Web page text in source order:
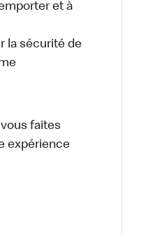
et à
la sécurité de
faites
expérience